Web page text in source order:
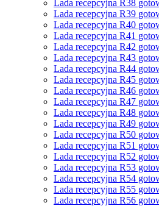
Lada recepcyjna R38
Lada recepcyjna R39
Lada recepcyjna R40
Lada recepcyjna R41
Lada recepcyjna R42
Lada recepcyjna R43
Lada recepcyjna R44
Lada recepcyjna R45
Lada recepcyjna R46
Lada recepcyjna R47
Lada recepcyjna R48
Lada recepcyjna R49
Lada recepcyjna R50
Lada recepcyjna R51
Lada recepcyjna R52
Lada recepcyjna R53
Lada recepcyjna R54
Lada recepcyjna R55
Lada recepcyjna R56